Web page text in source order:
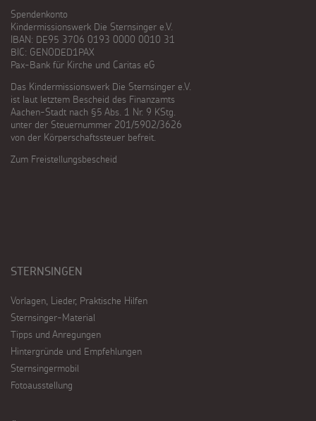
Spendenkonto
Kindermissionswerk Die Sternsinger e.V.
IBAN: DE95 3706 0193 0000 0010 31
BIC: GENODED1PAX
Pax-Bank für Kirche und Caritas eG
Das Kindermissionswerk Die Sternsinger e.V.
ist laut letztem Bescheid des Finanzamts
Aachen-Stadt nach §5 Abs. 1 Nr. 9 KStg.
unter der Steuernummer 201/5902/3626
von der Körperschaftssteuer befreit.
Zum Freistellungsbescheid
STERNSINGEN
Vorlagen, Lieder, Praktische Hilfen
Sternsinger-Material
Tipps und Anregungen
Hintergründe und Empfehlungen
Sternsingermobil
Fotoausstellung